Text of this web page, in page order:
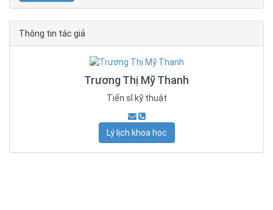
Thông tin tác giả
Trương Thị Mỹ Thanh
Tiến sĩ kỹ thuật
Lý lịch khoa học